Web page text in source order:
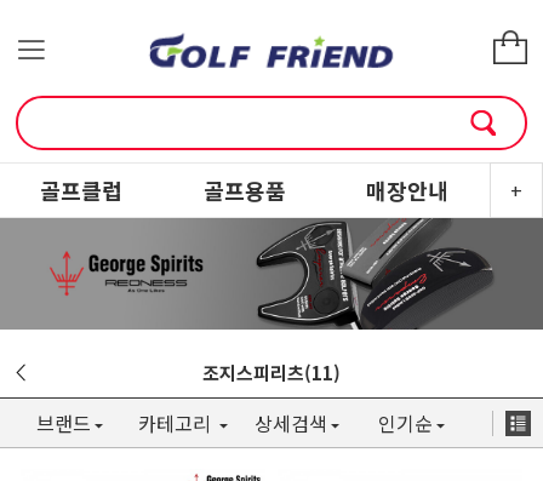
+
골프클럽 골프용품 매장안내 소
조지스피리츠(11)
브랜드 카테고리 상세검색 인기순